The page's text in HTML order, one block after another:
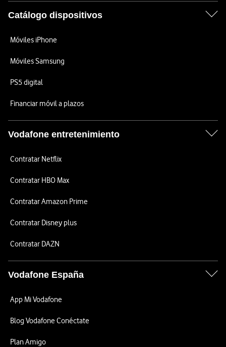
Catálogo dispositivos
Móviles iPhone
Móviles Samsung
PS5 digital
Financiar móvil a plazos
Vodafone entretenimiento
Contratar Netflix
Contratar HBO Max
Contratar Amazon Prime
Contratar Disney plus
Contratar DAZN
Vodafone España
App Mi Vodafone
Blog Vodafone Conéctate
Plan Amigo